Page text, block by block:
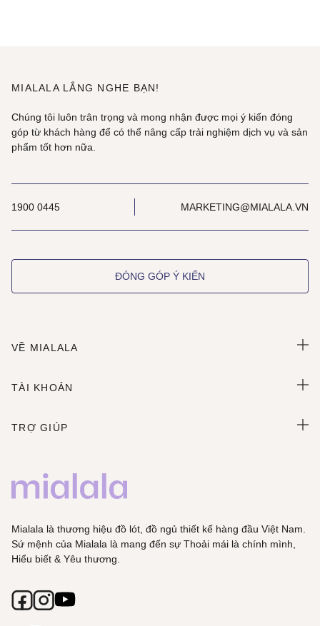
MIALALA LẮNG NGHE BẠN!
Chúng tôi luôn trân trọng và mong nhận được mọi ý kiến đóng
góp từ khách hàng để có thể nâng cấp trải nghiệm dịch vụ và sản
phẩm tốt hơn nữa.
1900 0445 MARKETING@MIALALA.VN
ĐÓNG GÓP Ý KIẾN
VỀ MIALALA
TÀI KHOẢN
TRỢ GIÚP
Mialala là thương hiệu đồ lót, đồ ngủ thiết kế hàng đầu Việt Nam.
Sứ mệnh của Mialala là mang đến sự Thoải mái là chính mình,
Hiểu biết & Yêu thương.